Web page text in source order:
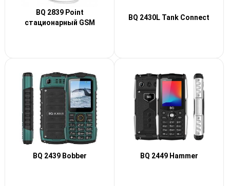
BQ 2839 Point
стационарный GSM
BQ 2430L Tank Connect
BQ 2439 Bobber BQ 2449 Hammer